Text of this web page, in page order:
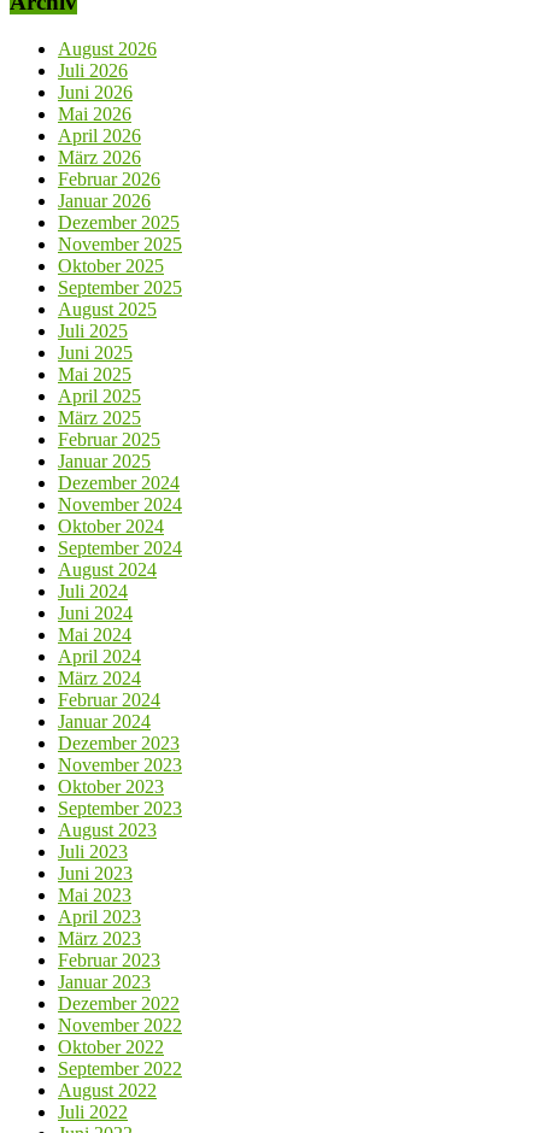
August 2026
Juli 2026
Juni 2026
Mai 2026
April 2026
März 2026
Februar 2026
Januar 2026
Dezember 2025
November 2025
Oktober 2025
September 2025
August 2025
Juli 2025
Juni 2025
Mai 2025
April 2025
März 2025
Februar 2025
Januar 2025
Dezember 2024
November 2024
Oktober 2024
September 2024
August 2024
Juli 2024
Juni 2024
Mai 2024
April 2024
März 2024
Februar 2024
Januar 2024
Dezember 2023
November 2023
Oktober 2023
September 2023
August 2023
Juli 2023
Juni 2023
Mai 2023
April 2023
März 2023
Februar 2023
Januar 2023
Dezember 2022
November 2022
Oktober 2022
September 2022
August 2022
Juli 2022